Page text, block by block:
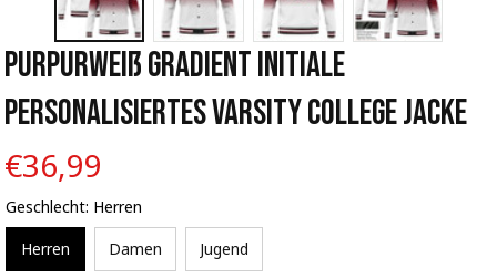
Purpurweiß Gradient Initiale
Personalisiertes Varsity College Jacke
€36,99
Geschlecht: Herren
Herren Damen Jugend